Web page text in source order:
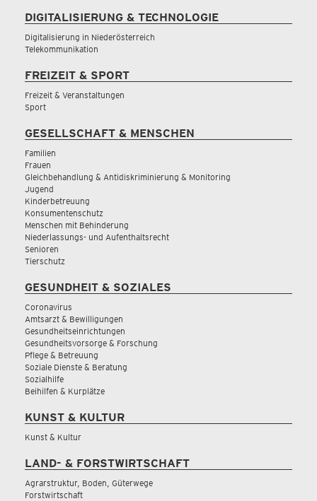
DIGITALISIERUNG & TECHNOLOGIE
Digitalisierung in Niederösterreich
Telekommunikation
FREIZEIT & SPORT
Freizeit & Veranstaltungen
Sport
GESELLSCHAFT & MENSCHEN
Familien
Frauen
Gleichbehandlung & Antidiskriminierung & Monitoring
Jugend
Kinderbetreuung
Konsumentenschutz
Menschen mit Behinderung
Niederlassungs- und Aufenthaltsrecht
Senioren
Tierschutz
GESUNDHEIT & SOZIALES
Coronavirus
Amtsarzt & Bewilligungen
Gesundheitseinrichtungen
Gesundheitsvorsorge & Forschung
Pflege & Betreuung
Soziale Dienste & Beratung
Sozialhilfe
Beihilfen & Kurplätze
KUNST & KULTUR
Kunst & Kultur
LAND- & FORSTWIRTSCHAFT
Agrarstruktur, Boden, Güterwege
Forstwirtschaft